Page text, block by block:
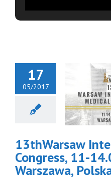
17
05/2017
Congress,
13thWarsaw
Congress, 11-
Warszawa,